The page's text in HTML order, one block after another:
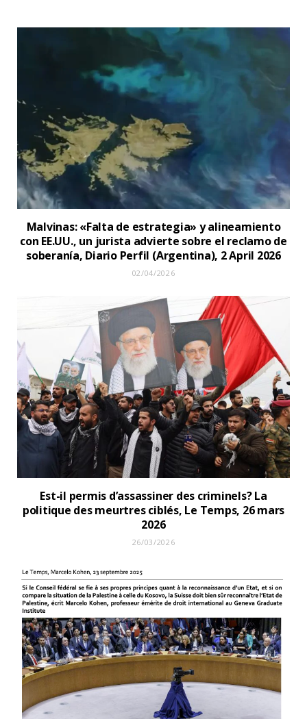
Malvinas: «Falta de estrategia» y alineamiento
con EE.UU., un jurista advierte sobre el reclamo de
soberanía, Diario Perfil (Argentina), 2 April 2026
02/04/2026
Est-il permis d’assassiner des criminels? La
politique des meurtres ciblés, Le Temps, 26 mars
2026
26/03/2026